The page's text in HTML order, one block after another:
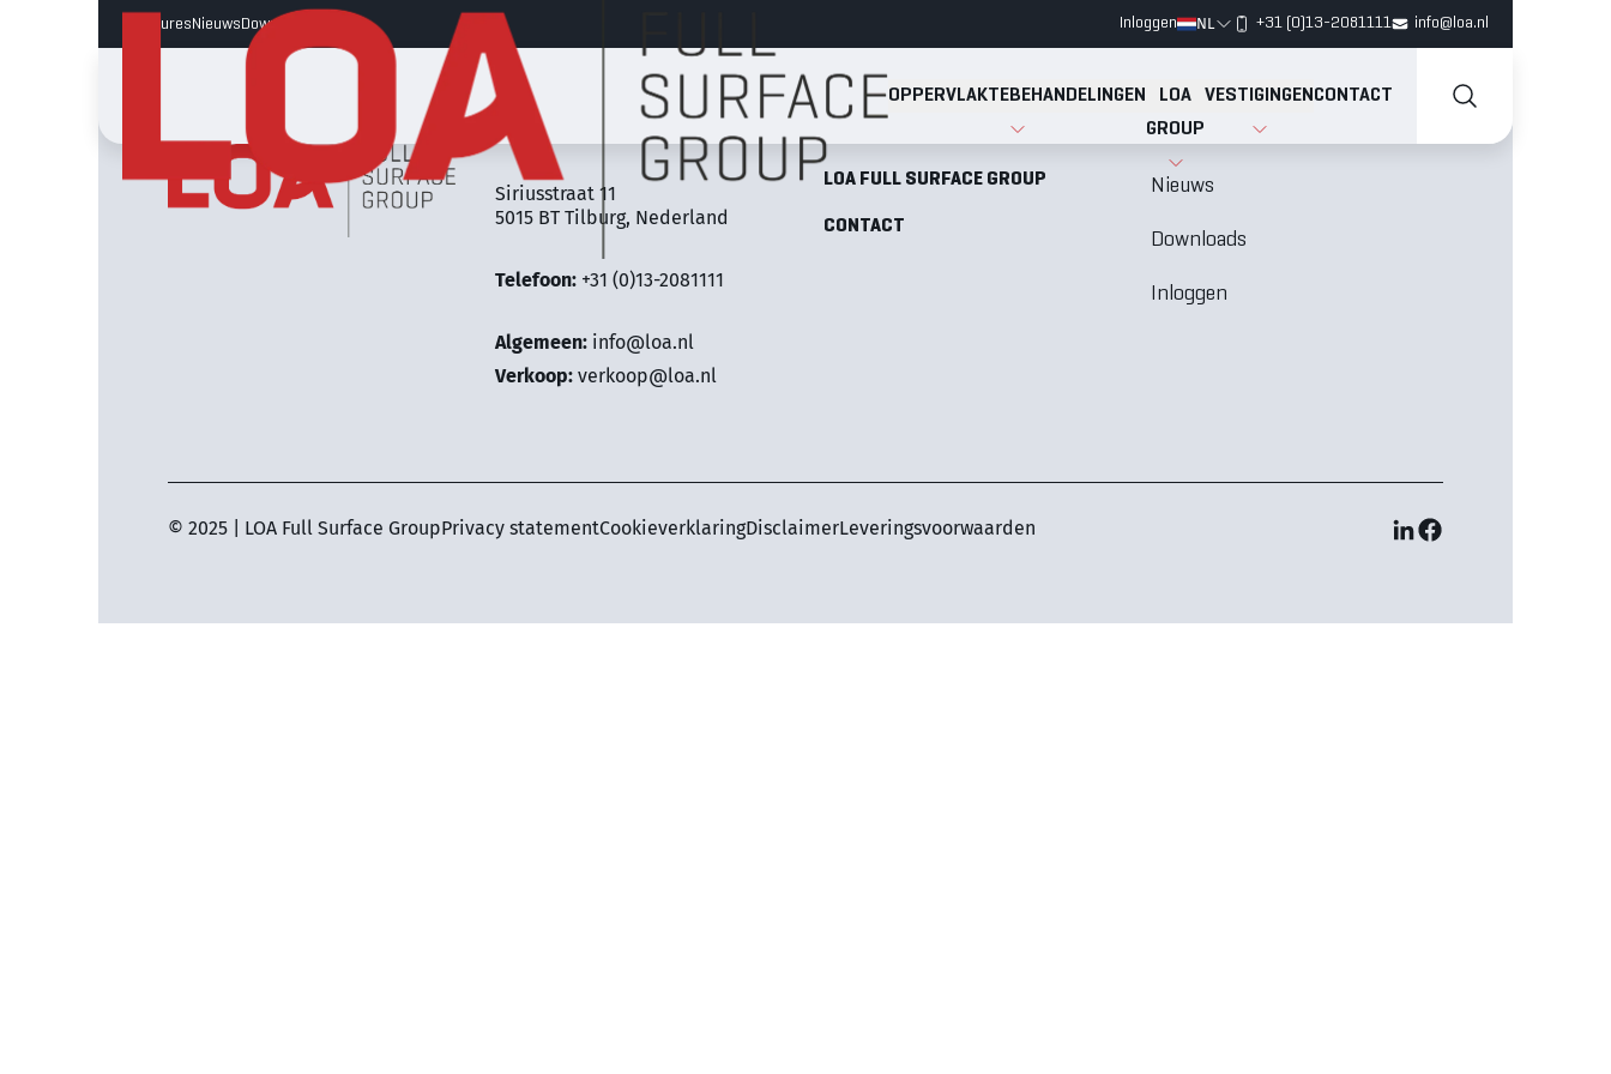
Vacatures Nieuws Downloads Inloggen NL +31 (0)13-2081111 info@loa.nl
OPPERVLAKTEBEHANDELINGEN
LOA
GROUP
VESTIGINGEN CONTACT
LOA Full Surface Group
Siriusstraat 11
5015 BT Tilburg, Nederland
Telefoon: +31 (0)13-2081111
Algemeen: info@loa.nl
Verkoop:verkoop@loa.nl
OPPERVLAKTEBEHANDELINGEN
LOA FULL SURFACE GROUP
CONTACT
Vacatures
Nieuws
Downloads
Inloggen
© 2025 | LOA Full Surface GroupPrivacy statementCookieverklaringDisclaimerLeveringsvoorwaarden